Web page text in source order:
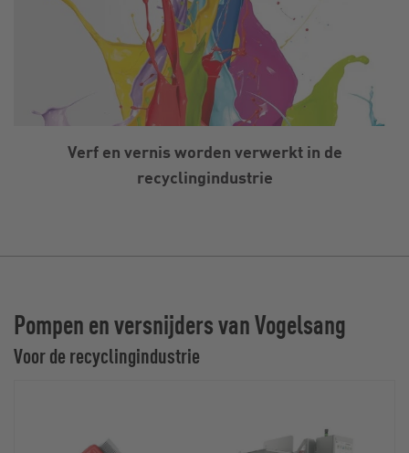
Verf en vernis worden verwerkt in de
recyclingindustrie
Pompen en versnijders van Vogelsang
Voor de recyclingindustrie